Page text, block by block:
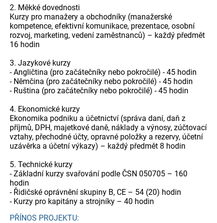
2. Měkké dovednosti
Kurzy pro manažery a obchodníky (manažerské
kompetence, efektivní komunikace, prezentace, osobní
rozvoj, marketing, vedení zaměstnanců) – každý předmět
16 hodin
3. Jazykové kurzy
- Angličtina (pro začátečníky nebo pokročilé) - 45 hodin
- Němčina (pro začátečníky nebo pokročilé) - 45 hodin
- Ruština (pro začátečníky nebo pokročilé) - 45 hodin
4. Ekonomické kurzy
Ekonomika podniku a účetnictví (správa daní, daň z
příjmů, DPH, majetkové daně, náklady a výnosy, zúčtovací
vztahy, přechodné účty, opravné položky a rezervy, účetní
uzávěrka a účetní výkazy) – každý předmět 8 hodin
5. Technické kurzy
- Základní kurzy svařování podle ČSN 050705 – 160
hodin
- Řidičské oprávnění skupiny B, CE – 54 (20) hodin
- Kurzy pro kapitány a strojníky – 40 hodin
PŘÍNOS PROJEKTU: